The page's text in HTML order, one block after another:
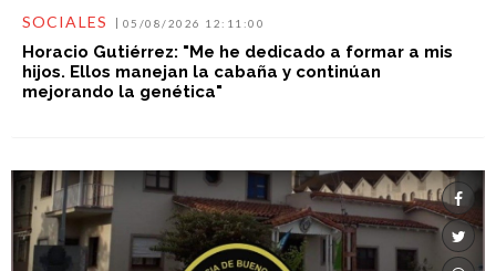
SOCIALES 05/08/2026 12:11:00
Horacio Gutiérrez: "Me he dedicado a formar a mis
hijos. Ellos manejan la cabaña y continúan
mejorando la genética"